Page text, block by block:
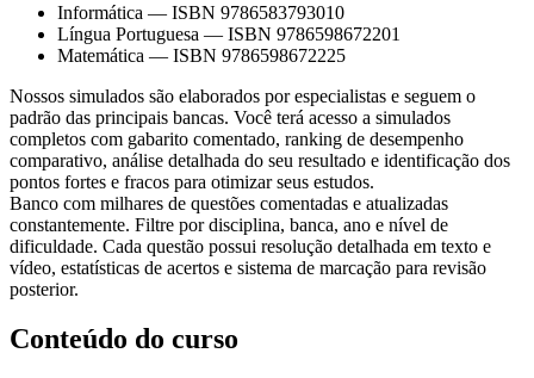
Informática — ISBN 9786583793010
Língua Portuguesa — ISBN 9786598672201
Matemática — ISBN 9786598672225
Nossos simulados são elaborados por especialistas e seguem o
padrão das principais bancas. Você terá acesso a simulados
completos com gabarito comentado, ranking de desempenho
comparativo, análise detalhada do seu resultado e identificação dos
pontos fortes e fracos para otimizar seus estudos.
Banco com milhares de questões comentadas e atualizadas
constantemente. Filtre por disciplina, banca, ano e nível de
dificuldade. Cada questão possui resolução detalhada em texto e
vídeo, estatísticas de acertos e sistema de marcação para revisão
posterior.
Conteúdo do curso